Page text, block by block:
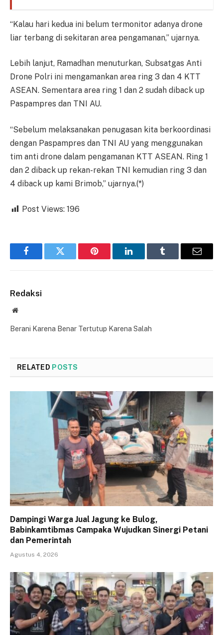
“Kalau hari kedua ini belum termonitor adanya drone
liar terbang di sekitaran area pengamanan,” ujarnya.
Lebih lanjut, Ramadhan menuturkan, Subsatgas Anti
Drone Polri ini mengamankan area ring 3 dan 4 KTT
ASEAN. Sementara area ring 1 dan 2 sudah diback up
Paspampres dan TNI AU.
“Sebelum melaksanakan penugasan kita berkoordinasi
dengan Paspampres dan TNI AU yang menggunakan
tim anti drone dalam pengamanan KTT ASEAN. Ring 1
dan 2 diback up rekan-rekan TNI kemudian ring 3 dan
4 diback up kami Brimob,” ujarnya.(*)
Post Views: 196
FacebookTwitter Pinterest LinkedInTumblr Email
Redaksi
Website
Berani Karena Benar Tertutup Karena Salah
RELATED POSTS
Dampingi Warga Jual Jagung ke Bulog,
Babinkamtibmas Campaka Wujudkan Sinergi Petani
dan Pemerintah
Agustus 4, 2026